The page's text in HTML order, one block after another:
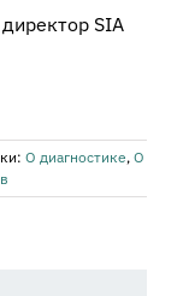
SIA
О диагностике, О